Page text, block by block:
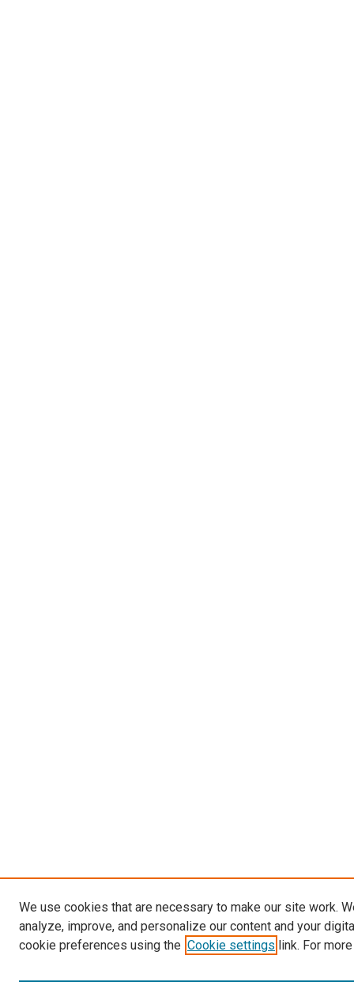
We use cookies that are necessary to make our site work.
analyze, improve, and personalize our content and your
cookie preferences using the Cookie settings link. For